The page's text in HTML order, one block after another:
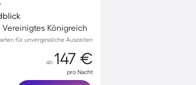
Vereinigtes Königreich
für unvergessliche Auszeiten
ab 147 €
pro Nacht